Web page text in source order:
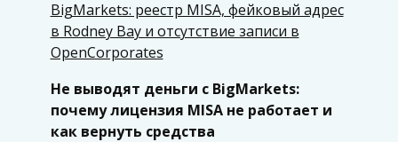
Не выводят деньги с BigMarkets:
почему лицензия MISA не работает и
как вернуть средства